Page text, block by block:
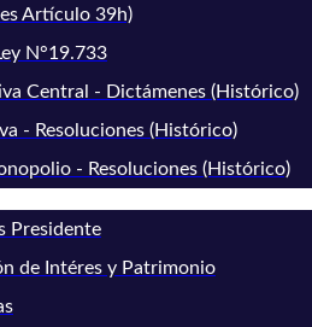
Artículo 39h)
N°19.733
Central - Dictámenes (Histórico)
- Resoluciones (Histórico)
- Resoluciones (Histórico)
Presidente
de Intéres y Patrimonio